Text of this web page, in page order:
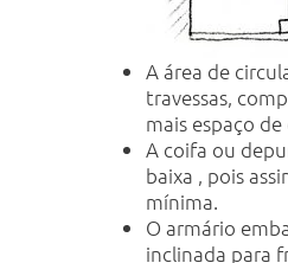
A área de
travessas,
mais espaço
A coifa ou
baixa , pois
mínima.
O armário
inclinada para